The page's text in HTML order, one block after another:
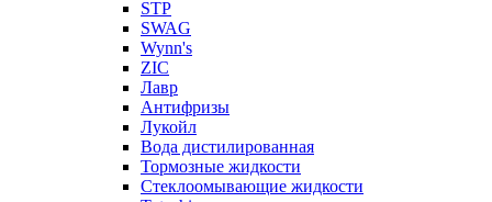
STP
SWAG
Wynn's
ZIC
Лавр
Антифризы
Лукойл
Вода дистилированная
Тормозные жидкости
Стеклоомывающие жидкости